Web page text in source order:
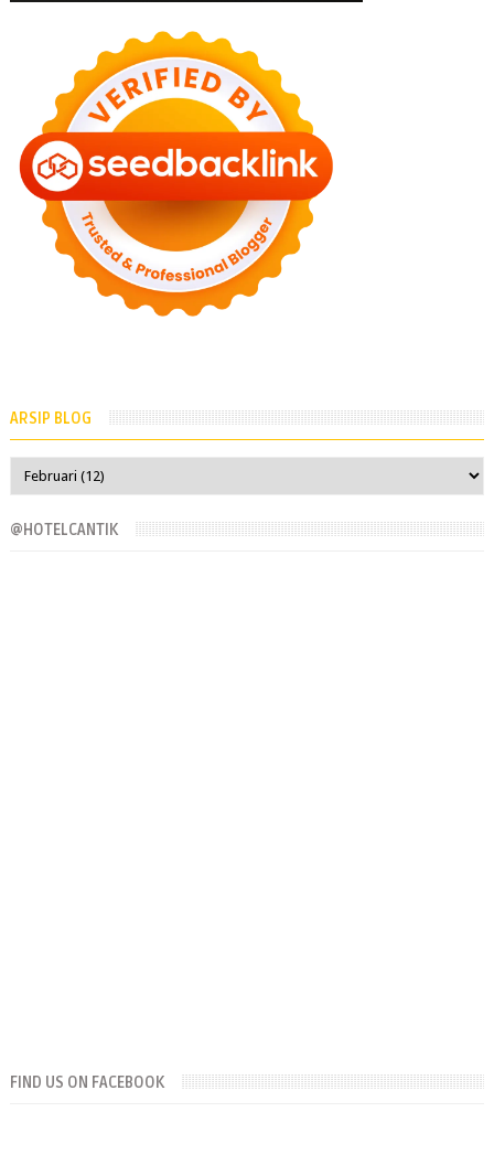
ARSIP BLOG
@HOTELCANTIK
FIND US ON FACEBOOK